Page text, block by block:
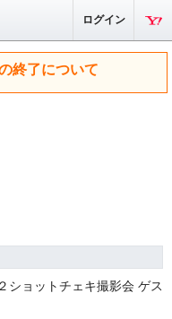
ログイン
終了について
ショットチェキ撮影会 ゲス